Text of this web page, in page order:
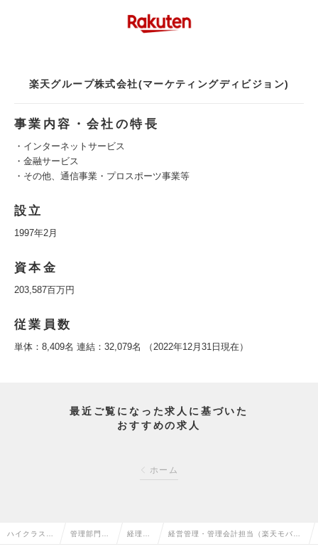
楽天グループ株式会社(マーケティングディビジョン)
事業内容・会社の特長
・インターネットサービス
・金融サービス
・その他、通信事業・プロスポーツ事業等
設立
1997年2月
資本金
203,587百万円
従業員数
単体：8,409名 連結：32,079名 （2022年12月31日現在）
最近ご覧になった求人に基づいた
おすすめの求人
ホーム
ハイクラス求 管理部門系 経理の 経営管理・管理会計担当（楽天モバイ